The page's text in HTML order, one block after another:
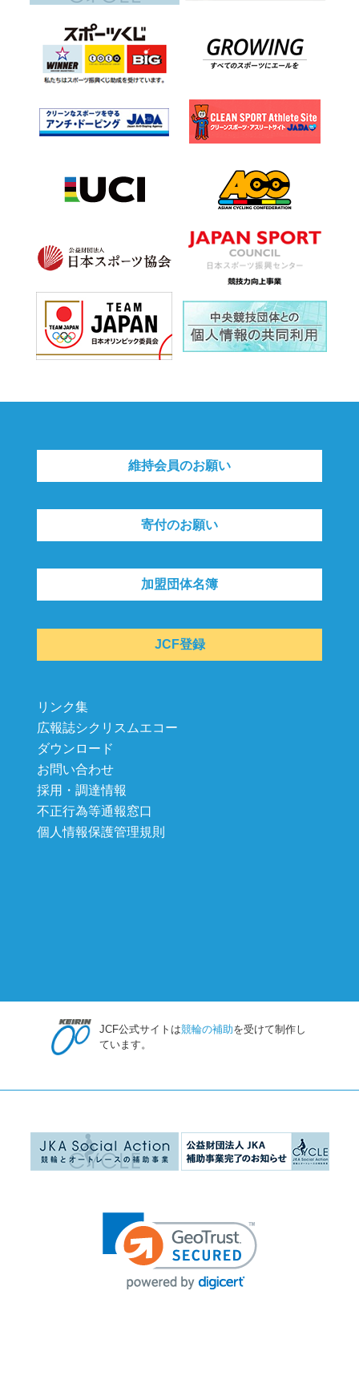
維持会員のお願い
寄付のお願い
加盟団体名簿
JCF登録
リンク集
広報誌シクリスムエコー
ダウンロード
お問い合わせ
採用・調達情報
不正行為等通報窓口
個人情報保護管理規則
JCF公式サイトは競輪の補助を受けて制作し
ています。